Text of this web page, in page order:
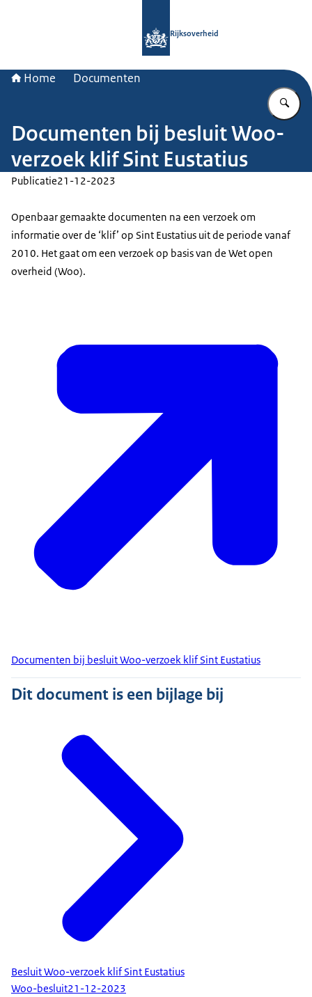
Rijksoverheid
Home Documenten
Documenten bij besluit Woo-
verzoek klif Sint Eustatius
Publicatie21-12-2023
Openbaar gemaakte documenten na een verzoek om
informatie over de ‘klif’ op Sint Eustatius uit de periode vanaf
2010. Het gaat om een verzoek op basis van de Wet open
overheid (Woo).
Documenten bij besluit Woo-verzoek klif Sint Eustatius
Dit document is een bijlage bij
Besluit Woo-verzoek klif Sint Eustatius
Woo-besluit21-12-2023